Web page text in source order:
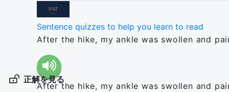
Sentence quizzes to help you learn to read
After the hike, my ankle was swollen and
正解を見る
After the hike, my ankle was swollen and